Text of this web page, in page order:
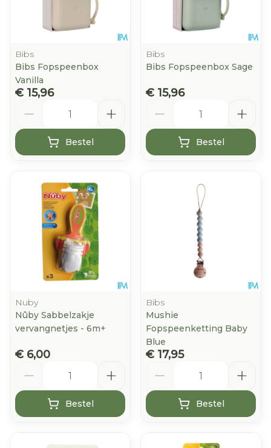
Bibs
Bibs Fopspeenbox
Vanilla
€ 15,96
Bestel
Bibs
Bibs Fopspeenbox Sage
€ 15,96
Bestel
Nuby
Nûby Sabbelzakje
vervangnetjes - 6m+
€ 6,00
Bestel
Bibs
Mushie
Fopspeenketting Baby
Blue
€ 17,95
Bestel